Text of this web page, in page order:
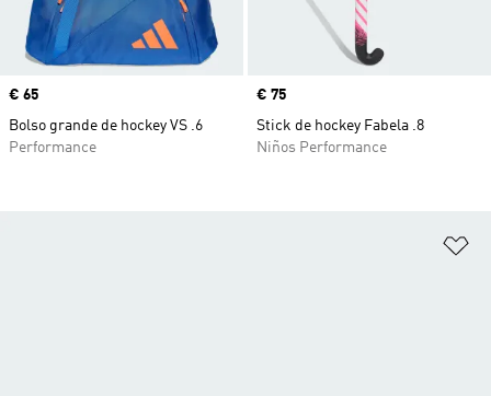
Precio
€ 65
Bolso grande de hockey VS .6
Performance
Precio
€ 75
Stick de hockey Fabela .8
Niños Performance